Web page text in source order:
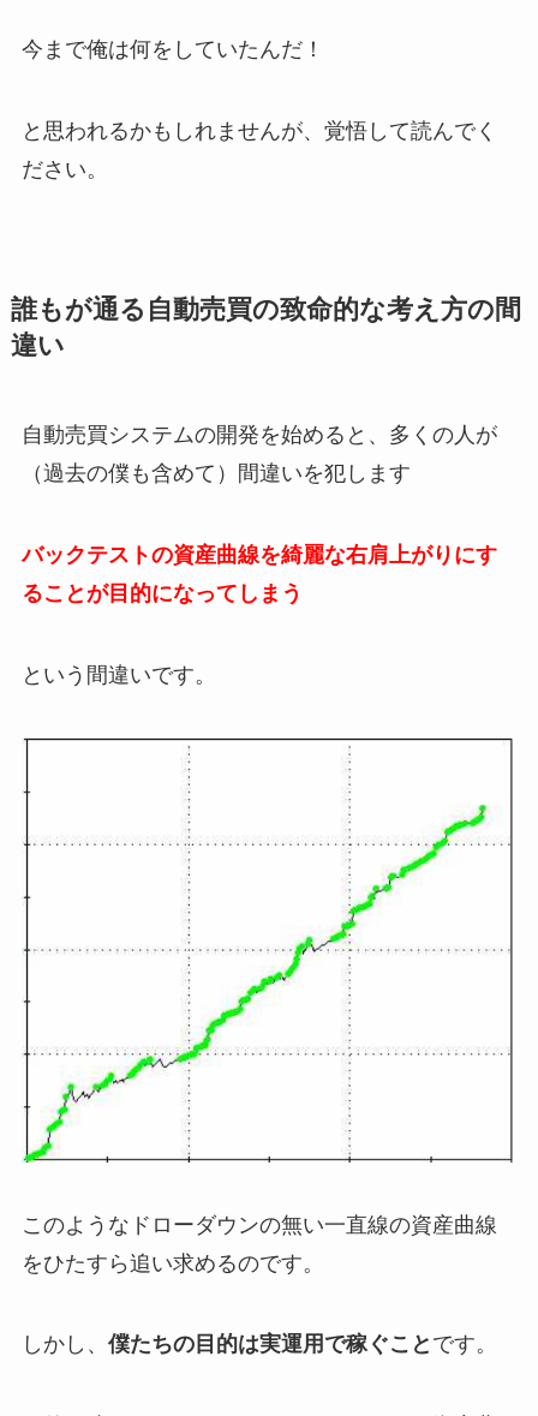
今まで俺は何をしていたんだ！
と思われるかもしれませんが、覚悟して読んでく
ださい。
誰もが通る自動売買の致命的な考え方の間
違い
自動売買システムの開発を始めると、多くの人が
（過去の僕も含めて）間違いを犯します
バックテストの資産曲線を綺麗な右肩上がりにす
ることが目的になってしまう
という間違いです。
このようなドローダウンの無い一直線の資産曲線
をひたすら追い求めるのです。
しかし、 僕たちの目的は実運用で稼ぐこと です。